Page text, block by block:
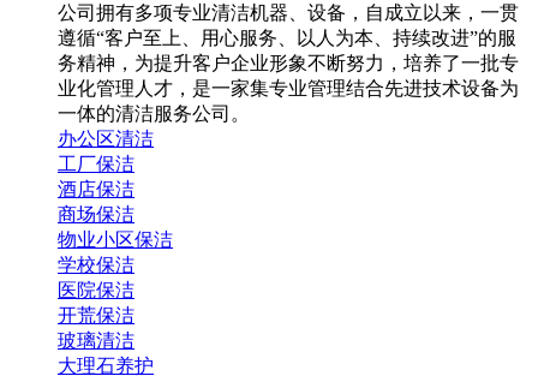
公司拥有多项专业清洁机器、设备，自成立以来，一贯
遵循“客户至上、用心服务、以人为本、持续改进”的服
务精神，为提升客户企业形象不断努力，培养了一批专
业化管理人才，是一家集专业管理结合先进技术设备为
一体的清洁服务公司。
办公区清洁
工厂保洁
酒店保洁
商场保洁
物业小区保洁
学校保洁
医院保洁
开荒保洁
玻璃清洁
大理石养护